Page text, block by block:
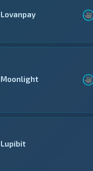
Lovanpay
Moonlight
Lupibit